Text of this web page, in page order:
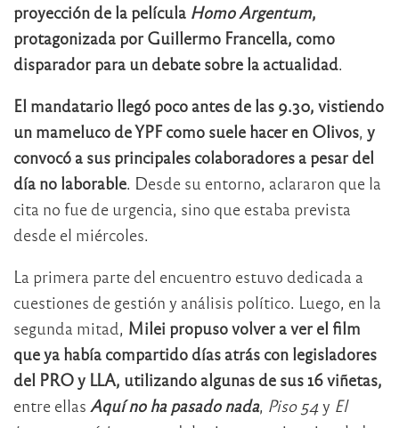
proyección de la película Homo Argentum,
protagonizada por Guillermo Francella, como
disparador para un debate sobre la actualidad.
El mandatario llegó poco antes de las 9.30, vistiendo
un mameluco de YPF como suele hacer en Olivos, y
convocó a sus principales colaboradores a pesar del
día no laborable. Desde su entorno, aclararon que la
cita no fue de urgencia, sino que estaba prevista
desde el miércoles.
La primera parte del encuentro estuvo dedicada a
cuestiones de gestión y análisis político. Luego, en la
segunda mitad, Milei propuso volver a ver el film
que ya había compartido días atrás con legisladores
del PRO y LLA, utilizando algunas de sus 16 viñetas,
entre ellas Aquí no ha pasado nada, Piso 54 y El